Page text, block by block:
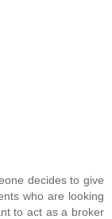
decides to give
who are looking
to act as a broker